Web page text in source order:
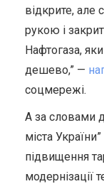
відкрите, але
рукою і
Нафтогаза,
дешево,” —
соцмережі.
А за словами
міста
підвищення